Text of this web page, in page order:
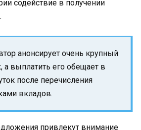
содействие в получении
анонсирует очень крупный
а выплатить его обещает в
после перечисления
вкладов.
привлекут внимание